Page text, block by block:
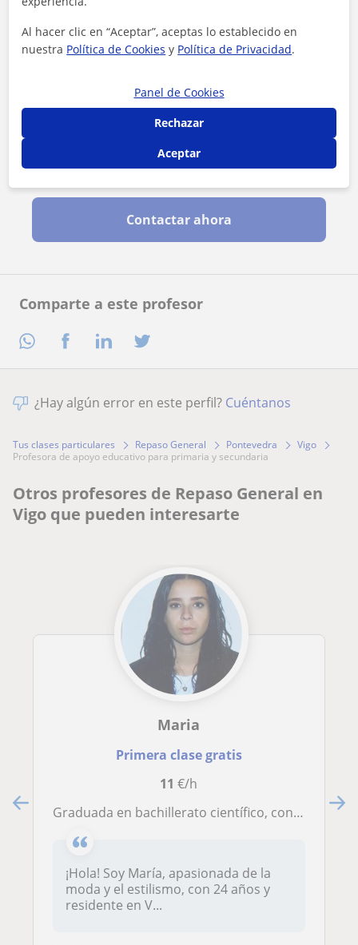
Comparte a este profesor
Al hacer clic, aceptas nuestroaviso legaly deprivacidad
Contactar ahora
¿Hay algún error en este perfil? Cuéntanos
Tus clases particulares Repaso General Pontevedra
Vigo
profesora de apoyo educativo para primaria y secundaria
Otros profesores de Repaso General en
Vigo que pueden interesarte
Maria
Primera clase gratis
11 €/h
Graduada en bachillerato científico, con carrera y máster. Imparto clases hasta 4 de la ESO
¡Hola! Soy María, apasionada de la
moda y el estilismo, con 24 años y
residente en V...
Al hacer clic en “Aceptar”, aceptas lo establecido en
nuestra Política de Cookies y Política de Privacidad.
Panel de Cookies
Rechazar
Aceptar